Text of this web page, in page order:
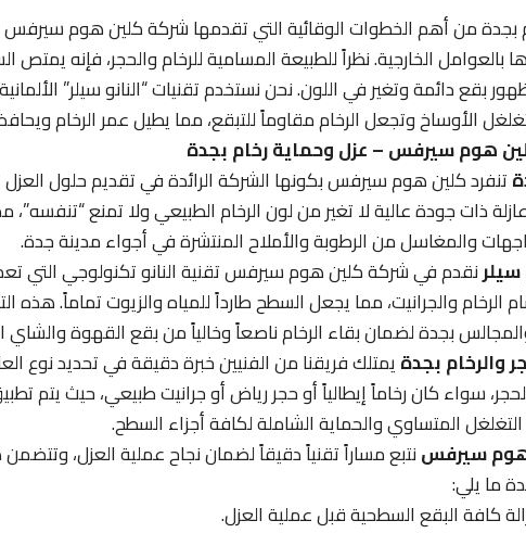
بجدة من أهم الخطوات الوقائية التي تقدمها شركة كلين هوم
بالعوامل الخارجية. نظراً للطبيعة المسامية للرخام والحجر، فإنه يمتص
بقع دائمة وتغير في اللون. نحن نستخدم تقنيات “النانو سيلر”
الأوساخ وتجعل الرخام مقاوماً للتبقع، مما يطيل عمر الرخام
هوم سيرفس – عزل وحماية رخام بجدة
تنفرد كلين هوم سيرفس بكونها الشركة الرائدة في تقديم حلول العزل
ذات جودة عالية لا تغير من لون الرخام الطبيعي ولا تمنع
والمغاسل من الرطوبة والأملاح المنتشرة في أجواء مدينة جدة.
سيلرنقدم في شركة كلين هوم سيرفس تقنية النانو تكنولوجي التي
والجرانيت، مما يجعل السطح طارداً للمياه والزيوت تماماً. هذه
بجدة لضمان بقاء الرخام ناصعاً وخالياً من بقع القهوة والشاي
بجدةيمتلك فريقنا من الفنيين خبرة دقيقة في تحديد نوع
سواء كان رخاماً إيطالياً أو حجر رياض أو جرانيت طبيعي، حيث يتم
المتساوي والحماية الشاملة لكافة أجزاء السطح.
سيرفسنتبع مساراً تقنياً دقيقاً لضمان نجاح عملية العزل،
ما يلي:
كافة البقع السطحية قبل عملية العزل.